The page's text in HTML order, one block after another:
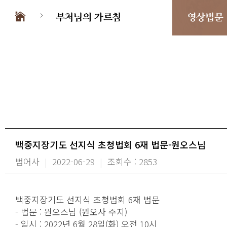
부처님의 가르침 영상법문
백중지장기도 선지식 초청법회 6재 법문-원오스님
범어사 | 2022-06-29 | 조회수 : 2853
백중지장기도 선지식 초청법회 6재 법문
- 법문 : 원오스님 (원오사 주지)
- 일시 : 2022년 6월 28일(화) 오전 10시